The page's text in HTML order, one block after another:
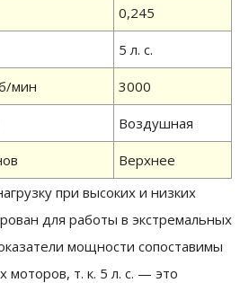
0,245
5 л. с.
мин 3000
Воздушная
Верхнее
при высоких и низких
для работы в экстремальных
мощности сопоставимы
моторов, т. к. 5 л. с. — это